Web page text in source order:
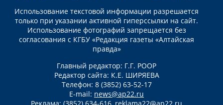
Использование текстовой информации разрешается
только при указании активной гиперссылки на сайт.
Использование фотографий запрещается без
согласования с КГБУ «Редакция газеты «Алтайская
правда»
Главный редактор: Г.Г. РООР
Редактор сайта: К.Е. ШИРЯЕВА
Телефон: 8 (3852) 63-52-17
E-mail: news@ap22.ru